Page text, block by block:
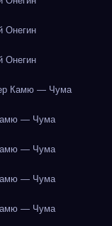
Онегин
Онегин
Камю — Чума
— Чума
— Чума
— Чума
— Чума